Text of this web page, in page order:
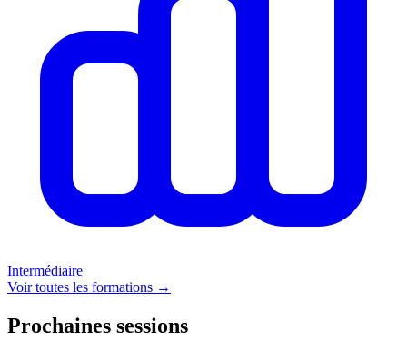
Intermédiaire
Voir toutes les formations →
Prochaines sessions